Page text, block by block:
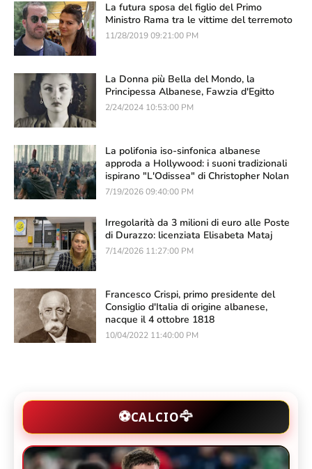
La futura sposa del figlio del Primo
Ministro Rama tra le vittime del terremoto
11/28/2019 09:21:00 PM
La Donna più Bella del Mondo, la
Principessa Albanese, Fawzia d'Egitto
2/24/2024 10:53:00 PM
La polifonia iso-sinfonica albanese
approda a Hollywood: i suoni tradizionali
ispirano "L'Odissea" di Christopher Nolan
7/19/2026 09:40:00 PM
Irregolarità da 3 milioni di euro alle Poste
di Durazzo: licenziata Elisabeta Mataj
7/14/2026 11:27:00 PM
Francesco Crispi, primo presidente del
Consiglio d'Italia di origine albanese,
nacque il 4 ottobre 1818
10/04/2022 11:40:00 PM
⚽CALCIO🦅